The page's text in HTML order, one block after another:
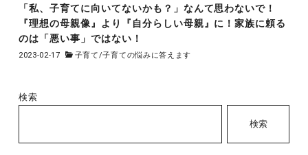
「私、子育てに向いてないかも？」なんて思わないで！
『理想の母親像』より『自分らしい母親』に！家族に頼る
のは「悪い事」ではない！
2023-02-17 子育て/子育ての悩みに答えます
検索
検索